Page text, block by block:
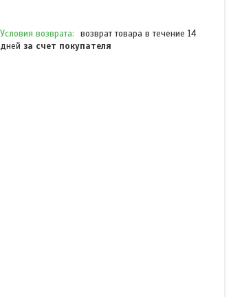
возврат товара в течение 14
дней за счет покупателя